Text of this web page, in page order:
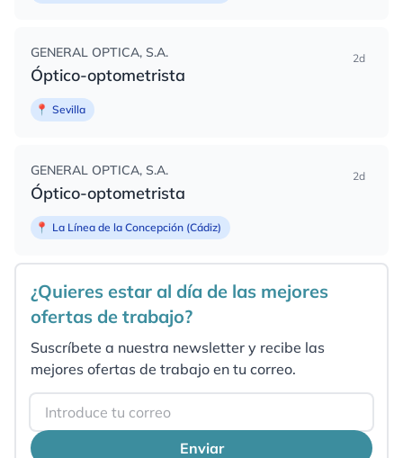
GENERAL OPTICA, S.A.
Óptico-optometrista
2d
📍 Sevilla
GENERAL OPTICA, S.A.
Óptico-optometrista
2d
📍 La Línea de la Concepción (Cádiz)
¿Quieres estar al día de las mejores
ofertas de trabajo?
Suscríbete a nuestra newsletter y recibe las
mejores ofertas de trabajo en tu correo.
Email
Enviar